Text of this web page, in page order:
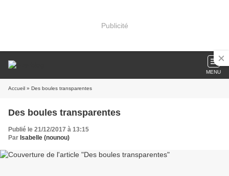
Publicité
MENU
Accueil » Des boules transparentes
Des boules transparentes
Publié le 21/12/2017 à 13:15
Par Isabelle (nounou)